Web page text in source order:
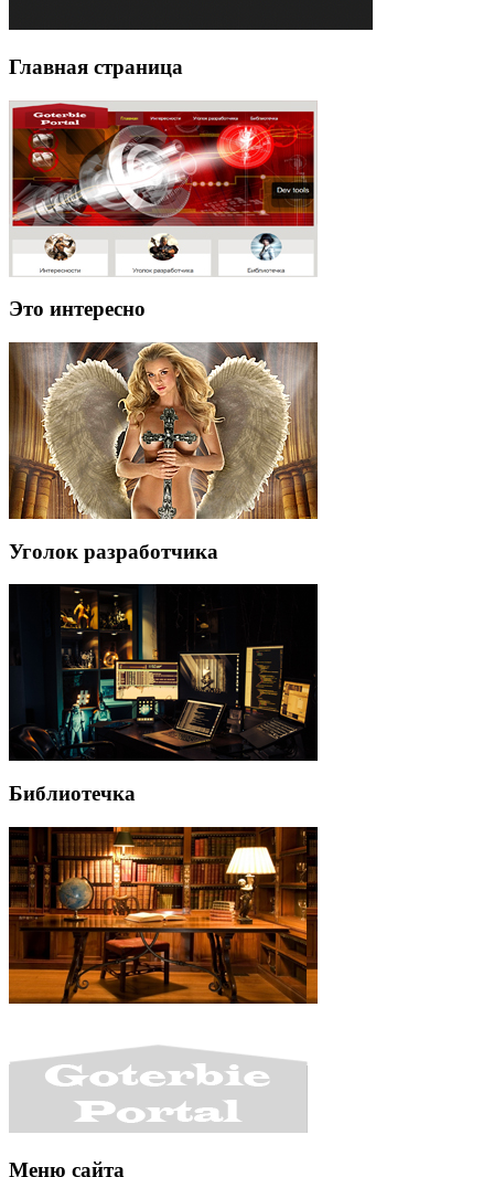
Главная страница
Это интересно
Уголок разработчика
Библиотечка
Меню сайта